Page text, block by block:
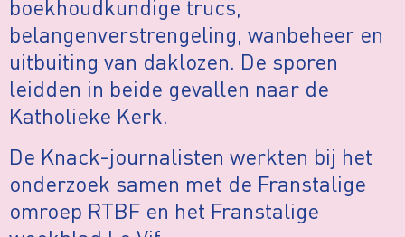
boekhoudkundige trucs,
belangenverstrengeling, wanbeheer en
uitbuiting van daklozen. De sporen
leidden in beide gevallen naar de
Katholieke Kerk.
De Knack-journalisten werkten bij het
onderzoek samen met de Franstalige
omroep RTBF en het Franstalige